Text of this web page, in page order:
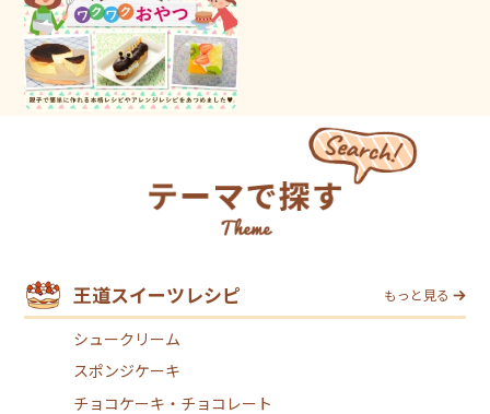
王道スイーツレシピ もっと見る
シュークリーム
スポンジケーキ
チョコケーキ・チョコレート